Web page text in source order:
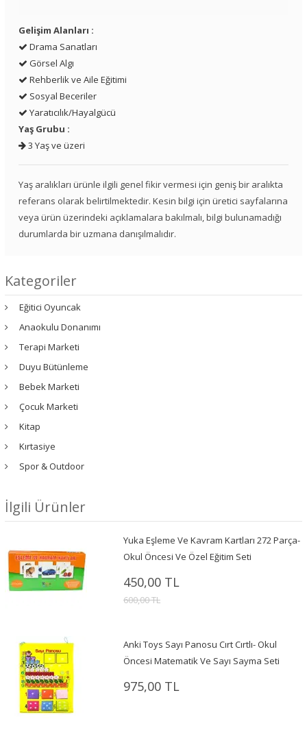
Gelişim Alanları :
Drama Sanatları
Görsel Algı
Rehberlik ve Aile Eğitimi
Sosyal Beceriler
Yaratıcılık/Hayalgücü
Yaş Grubu :
3 Yaş ve üzeri
Yaş aralıkları ürünle ilgili genel fikir vermesi için geniş bir aralıkta
referans olarak belirtilmektedir. Kesin bilgi için üretici sayfalarına
veya ürün üzerindeki açıklamalara bakılmalı, bilgi bulunamadığı
durumlarda bir uzmana danışılmalıdır.
Kategoriler
Eğitici Oyuncak
Anaokulu Donanımı
Terapi Marketi
Duyu Bütünleme
Bebek Marketi
Çocuk Marketi
Kitap
Kırtasiye
Spor & Outdoor
İlgili Ürünler
Yuka Eşleme Ve Kavram Kartları 272 Parça-
Okul Öncesi Ve Özel Eğitim Seti
450,00 TL
600,00 TL
Anki Toys Sayı Panosu Cırt Cırtlı- Okul
Öncesi Matematik Ve Sayı Sayma Seti
975,00 TL